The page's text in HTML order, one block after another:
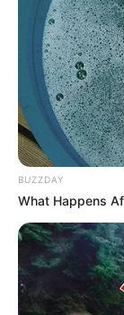
Laras Kinanda
Beby Tsabina
BUZZDAY
What Happens